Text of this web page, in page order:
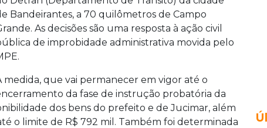
Bandeirantes, a 70 quilômetros de Campo
As decisões são uma resposta à ação civil
de improbidade administrativa movida pelo
medida, que vai permanecer em vigor até o
da fase de instrução probatória da
dos bens do prefeito e de Jucimar, além
o limite de R$ 792 mil. Também foi determinada